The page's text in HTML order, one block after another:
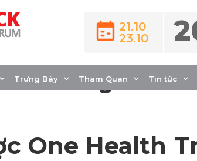
21.10
23.10
Trưng Bày Tham Quan Tin tức
trong chăn
bền vững
One Health